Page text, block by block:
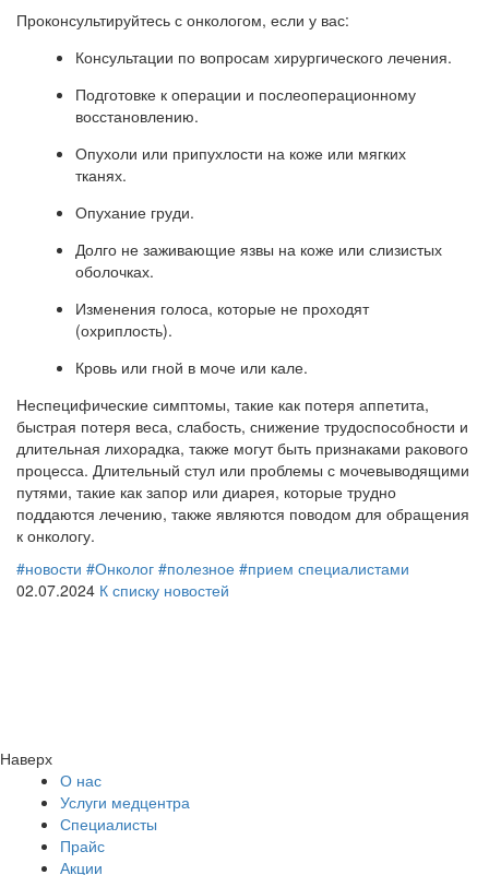
Проконсультируйтесь с онкологом, если у вас:
Консультации по вопросам хирургического лечения.
Подготовке к операции и послеоперационному
восстановлению.
Опухоли или припухлости на коже или мягких
тканях.
Опухание груди.
Долго не заживающие язвы на коже или слизистых
оболочках.
Изменения голоса, которые не проходят
(охриплость).
Кровь или гной в моче или кале.
Неспецифические симптомы, такие как потеря аппетита,
быстрая потеря веса, слабость, снижение трудоспособности и
длительная лихорадка, также могут быть признаками ракового
процесса. Длительный стул или проблемы с мочевыводящими
путями, такие как запор или диарея, которые трудно
поддаются лечению, также являются поводом для обращения
к онкологу.
#новости #Онколог #полезное #прием специалистами
02.07.2024 К списку новостей
Наверх
О нас
Услуги медцентра
Специалисты
Прайс
Акции